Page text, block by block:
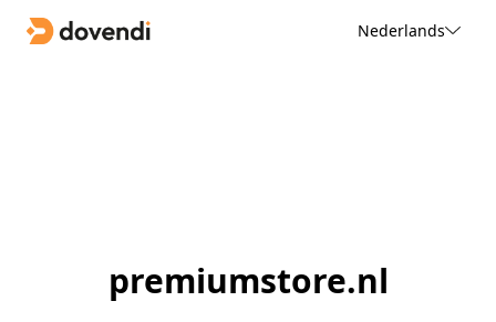
Nederlands
premiumstore.nl